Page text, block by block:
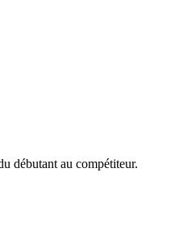
débutant au compétiteur.